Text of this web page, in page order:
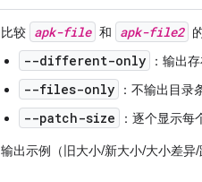
比较 apk-file 和 apk-file2
--different-only ：输出
--files-only ：不输出目录
--patch-size
：逐个显示每
输出示例（旧大小/新大小/大小差异/